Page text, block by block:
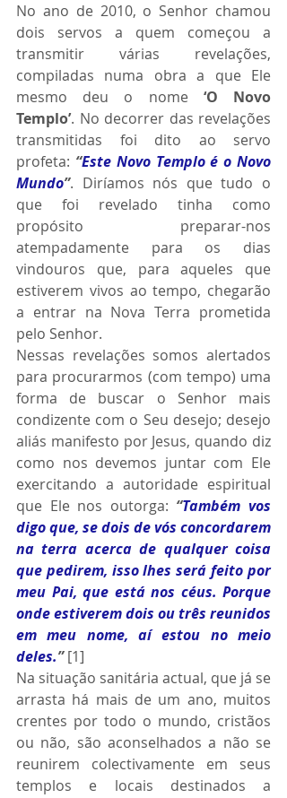
No ano de 2010, o Senhor chamou
dois servos a quem começou a
transmitir várias revelações,
compiladas numa obra a que Ele
mesmo deu o nome ‘O Novo
Templo’. No decorrer das revelações
transmitidas foi dito ao servo
profeta: “Este Novo Templo é o Novo
Mundo”. Diríamos nós que tudo o
que foi revelado tinha como
propósito preparar-nos
atempadamente para os dias
vindouros que, para aqueles que
estiverem vivos ao tempo, chegarão
a entrar na Nova Terra prometida
pelo Senhor.
Nessas revelações somos alertados
para procurarmos (com tempo) uma
forma de buscar o Senhor mais
condizente com o Seu desejo; desejo
aliás manifesto por Jesus, quando diz
como nos devemos juntar com Ele
exercitando a autoridade espiritual
que Ele nos outorga: “Também vos
digo que, se dois de vós concordarem
na terra acerca de qualquer coisa
que pedirem, isso lhes será feito por
meu Pai, que está nos céus. Porque
onde estiverem dois ou três reunidos
em meu nome, aí estou no meio
deles.” [1]
Na situação sanitária actual, que já se
arrasta há mais de um ano, muitos
crentes por todo o mundo, cristãos
ou não, são aconselhados a não se
reunirem colectivamente em seus
templos e locais destinados a